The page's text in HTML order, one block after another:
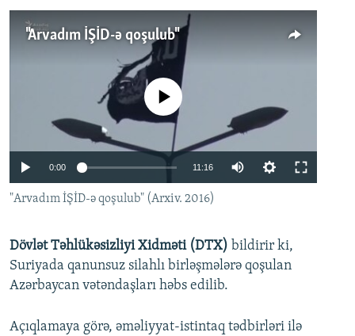
MULTIMEDIA
KARIKATURA
RADIO ARXIV
AZƏRBAYCAN ƏDƏBIYYATI KITABXANASI
İSLAM VƏ DEMOKRATIYA
İZ - MƏDƏNIYYƏT PROQRAMI
PEŞƏ ETIKASI VƏ JURNALISTIKA STANDARTLARIMIZ
MATERIALLARIMIZDAN ISTIFADƏ
AZADLIQRADIOSU MOBIL TELEFONUNUZDA
XƏBƏR BÜLLETENLƏRIMIZ
RFE/RL-in bütün saytları
"Arvadım İŞİD-ə qoşulub"
No media source currently available
0:00 11:16
"Arvadım İŞİD-ə qoşulub" (Arxiv. 2016)
Dövlət Təhlükəsizliyi Xidməti (DTX) bildirir ki,
Suriyada qanunsuz silahlı birləşmələrə qoşulan
Azərbaycan vətəndaşları həbs edilib.
Açıqlamaya görə, əməliyyat-istintaq tədbirləri ilə